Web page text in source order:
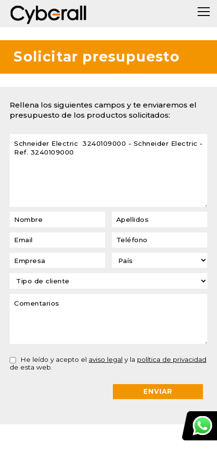
Solicitar presupuesto
Rellena los siguientes campos y te enviaremos el
presupuesto de los productos solicitados:
He leído y acepto el aviso legal y la política de privacidad
de esta web.